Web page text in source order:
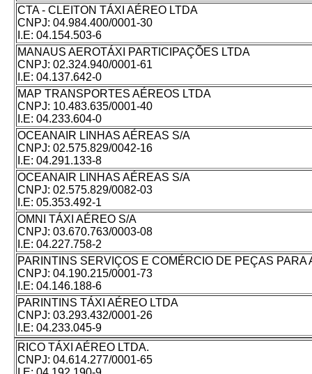
CTA - CLEITON TÁXI AÉREO LTDA
CNPJ: 04.984.400/0001-30
I.E: 04.154.503-6
MANAUS AEROTÁXI PARTICIPAÇÕES LTDA
CNPJ: 02.324.940/0001-61
I.E: 04.137.642-0
MAP TRANSPORTES AÉREOS LTDA
CNPJ: 10.483.635/0001-40
I.E: 04.233.604-0
OCEANAIR LINHAS AÉREAS S/A
CNPJ: 02.575.829/0042-16
I.E: 04.291.133-8
OCEANAIR LINHAS AÉREAS S/A
CNPJ: 02.575.829/0082-03
I.E: 05.353.492-1
OMNI TÁXI AÉREO S/A
CNPJ: 03.670.763/0003-08
I.E: 04.227.758-2
PARINTINS SERVIÇOS E COMÉRCIO DE PEÇAS PARA
CNPJ: 04.190.215/0001-73
I.E: 04.146.188-6
PARINTINS TÁXI AÉREO LTDA
CNPJ: 03.293.432/0001-26
I.E: 04.233.045-9
RICO TÁXI AÉREO LTDA.
CNPJ: 04.614.277/0001-65